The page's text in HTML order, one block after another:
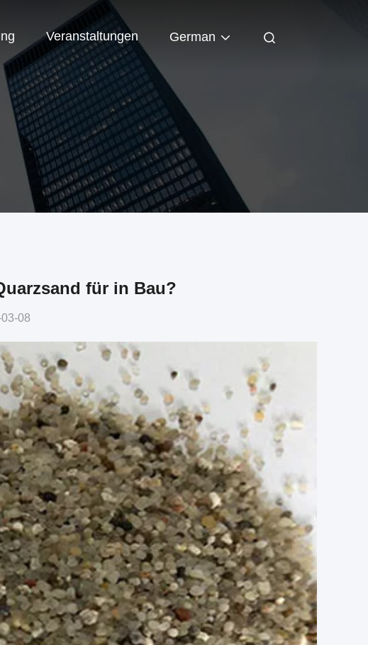
Veranstaltungen German
für in Bau?
08